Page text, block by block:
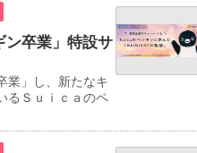
卒業」特設サ
業」し、新たなキ
るＳｕｉｃａのペ